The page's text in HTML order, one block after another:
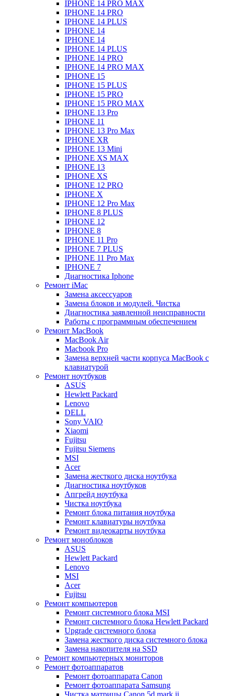
IPHONE 14 PRO MAX
IPHONE 14 PRO
IPHONE 14 PLUS
IPHONE 14
IPHONE 14
IPHONE 14 PLUS
IPHONE 14 PRO
IPHONE 14 PRO MAX
IPHONE 15
IPHONE 15 PLUS
IPHONE 15 PRO
IPHONE 15 PRO MAX
IPHONE 13 Pro
IPHONE 11
IPHONE 13 Pro Max
IPHONE XR
IPHONE 13 Mini
IPHONE XS MAX
IPHONE 13
IPHONE XS
IPHONE 12 PRO
IPHONE X
IPHONE 12 Pro Max
IPHONE 8 PLUS
IPHONE 12
IPHONE 8
IPHONE 11 Pro
IPHONE 7 PLUS
IPHONE 11 Pro Max
IPHONE 7
Диагностика Iphone
Ремонт iMac
Замена аксессуаров
Замена блоков и модулей. Чистка
Диагностика заявленной неисправности
Работы с программным обеспечением
Ремонт MacBook
MacBook Air
Macbook Pro
Замена верхней части корпуса MacBook с
клавиатурой
Ремонт ноутбуков
ASUS
Hewlett Packard
Lenovo
DELL
Sony VAIO
Xiaomi
Fujitsu
Fujitsu Siemens
MSI
Acer
Замена жесткого диска ноутбука
Диагностика ноутбуков
Апгрейд ноутбука
Чистка ноутбука
Ремонт блока питания ноутбука
Ремонт клавиатуры ноутбука
Ремонт видеокарты ноутбука
Ремонт моноблоков
ASUS
Hewlett Packard
Lenovo
MSI
Acer
Fujitsu
Ремонт компьютеров
Ремонт системного блока MSI
Ремонт системного блока Hewlett Packard
Upgrade системного блока
Замена жесткого диска системного блока
Замена накопителя на SSD
Ремонт компьютерных мониторов
Ремонт фотоаппаратов
Ремонт фотоаппарата Canon
Ремонт фотоаппарата Samsung
Чистка матрицы Canon 5d mark ii